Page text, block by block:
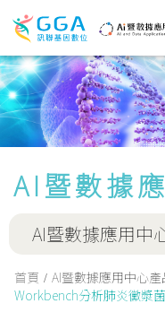
AI暨數據
AI暨數據應用中
首頁 AI暨數據應用中心
Workbench分析肺炎黴漿